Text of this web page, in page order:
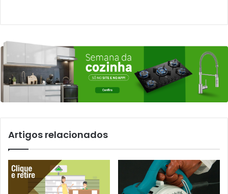
Artigos relacionados